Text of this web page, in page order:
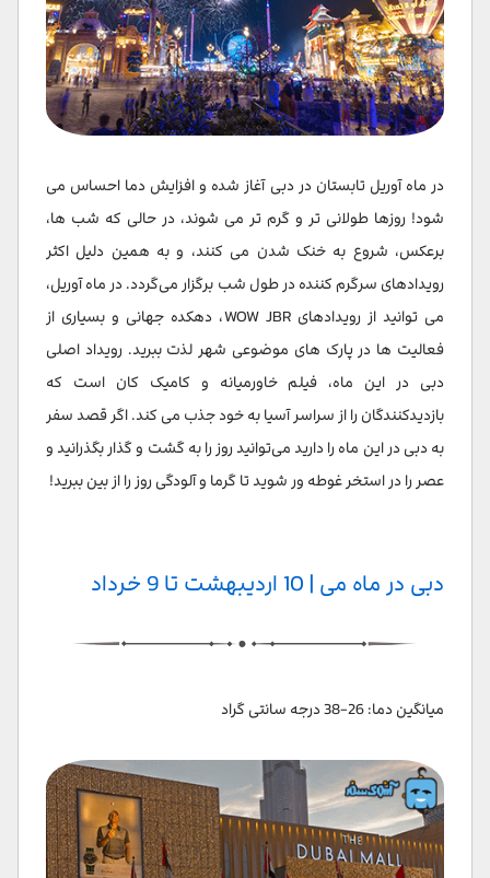
در ماه آوریل تابستان در دبی آغاز شده و افزایش دما احساس می
شود! روزها طولانی تر و گرم تر می شوند، در حالی که شب ها،
برعکس، شروع به خنک شدن می کنند، و به همین دلیل اکثر
رویدادهای سرگرم کننده در طول شب برگزار می‌گردد. در ماه آوریل،
می توانید از رویدادهای WOW JBR، دهکده جهانی و بسیاری از
فعالیت ها در پارک های موضوعی شهر لذت ببرید. رویداد اصلی
دبی در این ماه، فیلم خاورمیانه و کامیک کان است که
بازدیدکنندگان را از سراسر آسیا به خود جذب می کند. اگر قصد سفر
به دبی در این ماه را دارید می‌توانید روز را به گشت و گذار بگذرانید و
عصر را در استخر غوطه ور شوید تا گرما و آلودگی روز را از بین ببرید!
دبی در ماه می | 10 اردیبهشت تا 9 خرداد
میانگین دما: 26-38 درجه سانتی گراد